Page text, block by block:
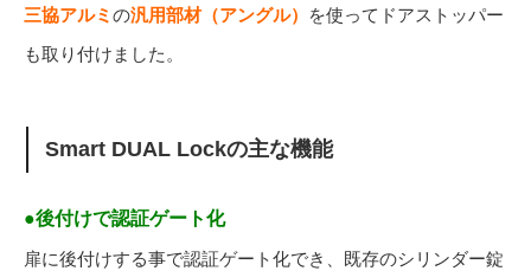
三協アルミ の汎用部材（アングル）
を使ってドアストッパー
も取り付けました。
Smart DUAL Lockの主な機能
●後付けで認証ゲート化
扉に後付けする事で認証ゲート化でき、既存のシリンダー錠